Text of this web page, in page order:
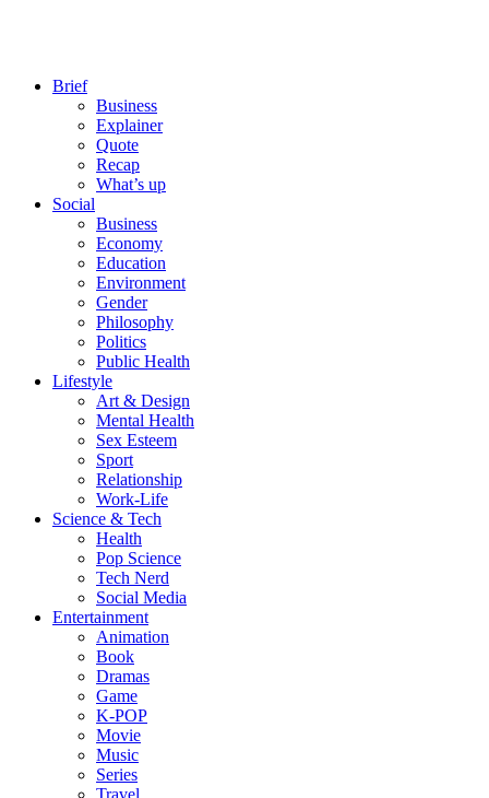
Brief
Business
Explainer
Quote
Recap
What’s up
Social
Business
Economy
Education
Environment
Gender
Philosophy
Politics
Public Health
Lifestyle
Art & Design
Mental Health
Sex Esteem
Sport
Relationship
Work-Life
Science & Tech
Health
Pop Science
Tech Nerd
Social Media
Entertainment
Animation
Book
Dramas
Game
K-POP
Movie
Music
Series
Travel